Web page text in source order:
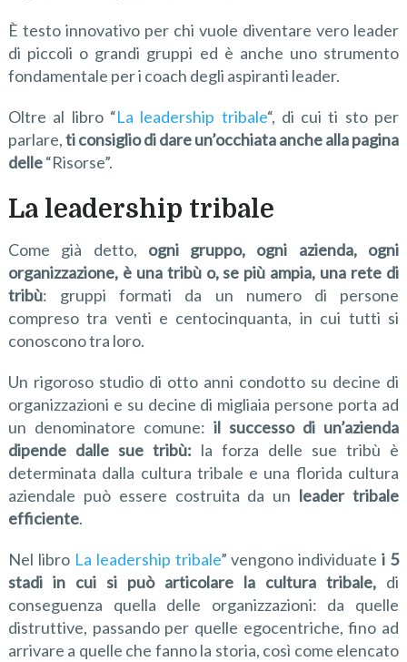
È testo innovativo per chi vuole diventare vero leader
di piccoli o grandi gruppi ed è anche uno strumento
fondamentale per i coach degli aspiranti leader.
Oltre al libro “La leadership tribale“, di cui ti sto per
parlare,ti consiglio di dare un’occhiata anche alla pagina
delle“Risorse”.
La leadership tribale
Come già detto, ogni gruppo, ogni azienda, ogni
organizzazione, è una tribù o, se più ampia, una rete di
tribù: gruppi formati da un numero di persone
compreso tra venti e centocinquanta, in cui tutti si
conoscono tra loro.
Un rigoroso studio di otto anni condotto su decine di
organizzazioni e su decine di migliaia persone porta ad
un denominatore comune: il successo di un’azienda
dipende dalle sue tribù: la forza delle sue tribù è
determinata dalla cultura tribale e una florida cultura
aziendale può essere costruita da un leader tribale
efficiente.
Nel libro La leadership tribale” vengono individuatei 5
stadiin cui si può articolare la cultura tribale, di
conseguenza quella delle organizzazioni: da quelle
distruttive, passando per quelle egocentriche, fino ad
arrivare a quelle che fanno la storia, così come elencato